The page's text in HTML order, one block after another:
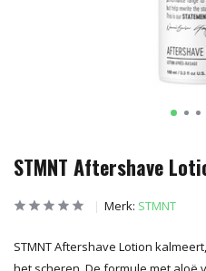
STMNT Aftershave
Merk: STMNT
STMNT Aftershave Lotion